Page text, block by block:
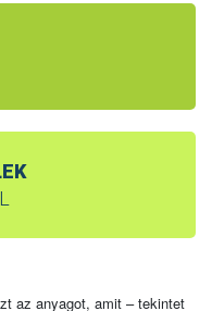
az anyagot, amit – tekintet